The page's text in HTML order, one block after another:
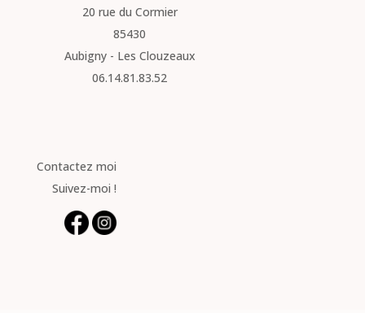
20 rue du Cormier
85430
Aubigny - Les Clouzeaux
06.14.81.83.52
Contactez moi
Suivez-moi !